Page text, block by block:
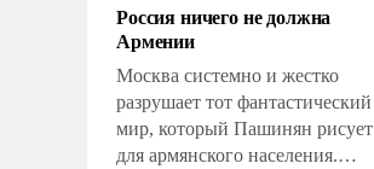
уязвимости США, например,
перед Китаем.
Россия ничего не должна
Армении
Москва системно и жестко
разрушает тот фантастический
мир, который Пашинян рисует
для армянского населения.